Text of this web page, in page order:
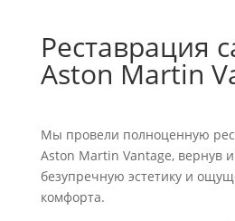
Реставрация
Aston Martin
Мы провели полноценную
Aston Martin Vantage, вернув
безупречную эстетику и
комфорта.